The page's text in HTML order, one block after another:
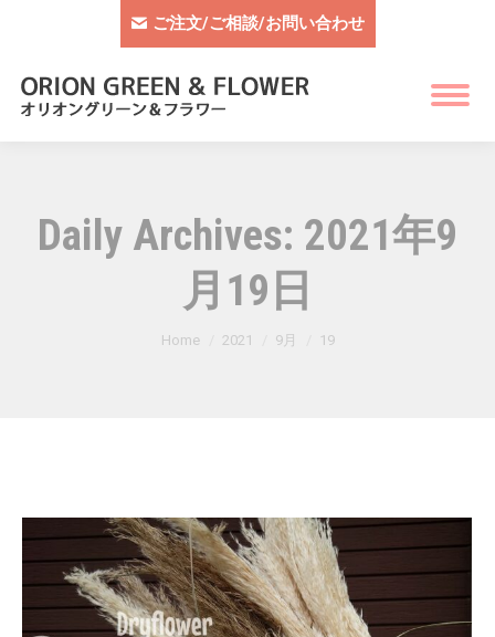
ご注文/ご相談/お問い合わせ
Daily Archives: 2021年9
月19日
You are here:
Home 2021 9月 19